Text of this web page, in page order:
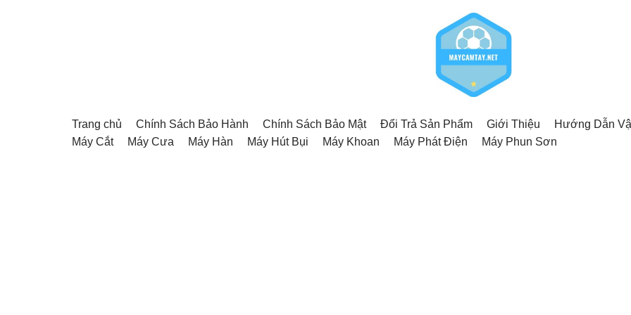
Trang chủ Chính Sách Bảo Hành Chính Sách Bảo Mật Đổi Trả Sản Phẩm Giới Thiệu Hướng Dẫn
Máy Cắt
Máy Cưa Máy Hàn Máy Hút Bụi Máy Khoan Máy Phát Điện Máy Phun Sơn